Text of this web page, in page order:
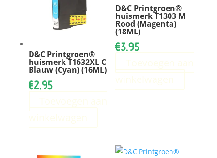
D&C Printgroen®
huismerk T1632XL C
Blauw (Cyan) (16ML)
€2.95
D&C Printgroen®
huismerk T1303 M
Rood (Magenta)
(18ML)
€3.95